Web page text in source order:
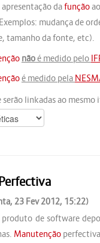
dafunçãoao
mudança de
tamanho da fonte, etc).
nãoé medido pelo
é medido pela
linkadas ao mesmo
23 Fev 2012, 15:22)
de software
Manutenção